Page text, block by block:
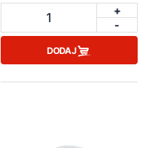
1
+
-
DODAJ